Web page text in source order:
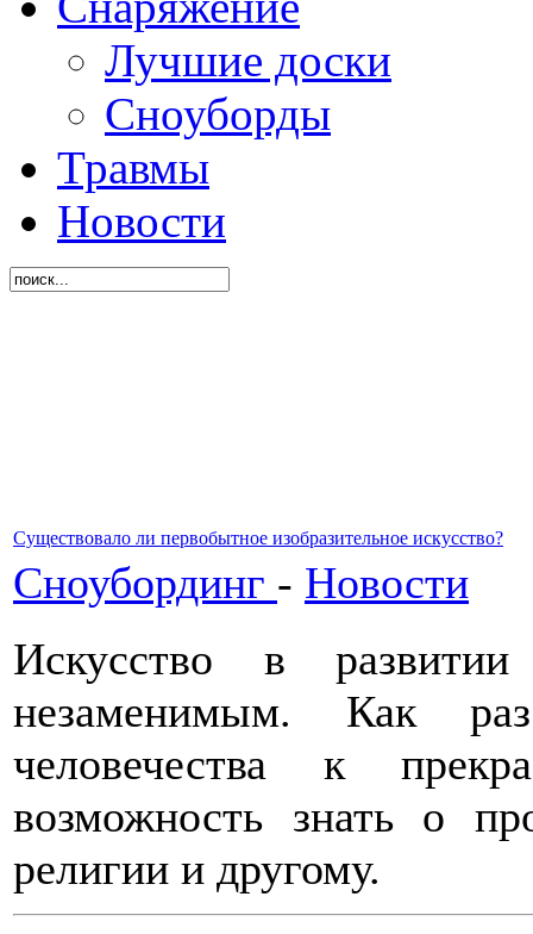
Лучшие доски
Сноуборды
Травмы
Новости
Существовало ли первобытное изобразительное искусство?
Сноубординг - Новости
Искусство в развитии
незаменимым. Как
человечества к
возможность знать о
религии и другому.